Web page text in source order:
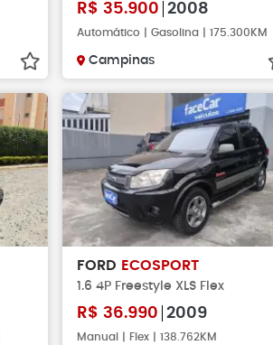
R$ 35.900 2008
Automático | Gasolina | 175.300KM
Campinas
FORD ECOSPORT
1.6 4P Freestyle XLS Flex
R$ 36.990 2009
Manual | Flex | 138.762KM